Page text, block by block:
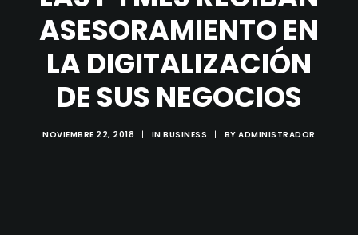
ASESORAMIENTO EN
LA DIGITALIZACIÓN
DE SUS NEGOCIOS
NOVIEMBRE 22, 2018 | INBUSINESS | BYADMINISTRADOR